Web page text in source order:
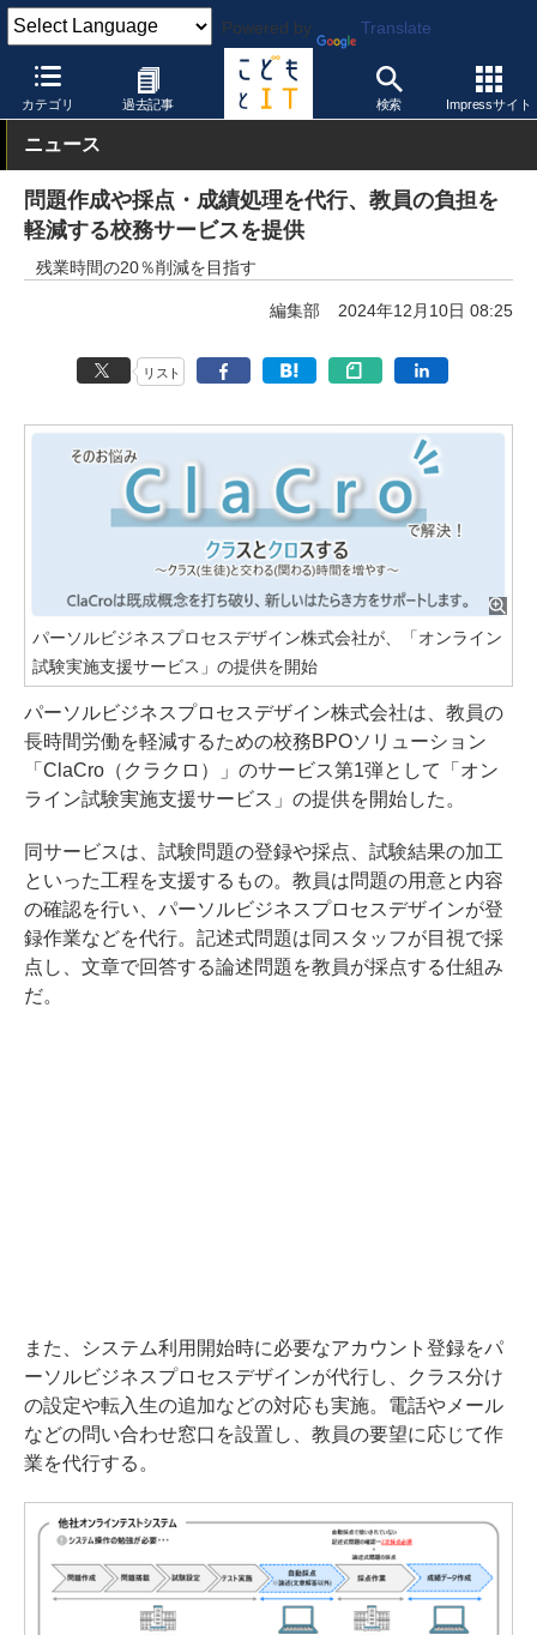
Powered by Translate
カテゴリ 過去記事 検索 Impressサイト
こどもとIT 製品・サービス 校務支援システム
ニュース
問題作成や採点・成績処理を代行、教員の負担を
軽減する校務サービスを提供
残業時間の20％削減を目指す
編集部 2024年12月10日 08:25
リスト
パーソルビジネスプロセスデザイン株式会社が、「オンライン
試験実施支援サービス」の提供を開始
パーソルビジネスプロセスデザイン株式会社は、教員の
長時間労働を軽減するための校務BPOソリューション
「ClaCro（クラクロ）」のサービス第1弾として「オン
ライン試験実施支援サービス」の提供を開始した。
同サービスは、試験問題の登録や採点、試験結果の加工
といった工程を支援するもの。教員は問題の用意と内容
の確認を行い、パーソルビジネスプロセスデザインが登
録作業などを代行。記述式問題は同スタッフが目視で採
点し、文章で回答する論述問題を教員が採点する仕組み
だ。
また、システム利用開始時に必要なアカウント登録をパ
ーソルビジネスプロセスデザインが代行し、クラス分け
の設定や転入生の追加などの対応も実施。電話やメール
などの問い合わせ窓口を設置し、教員の要望に応じて作
業を代行する。